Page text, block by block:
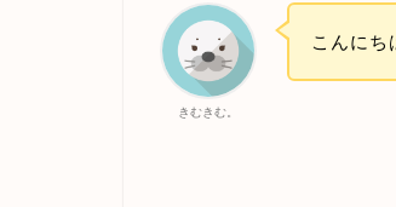
きむきむ。
こんにち